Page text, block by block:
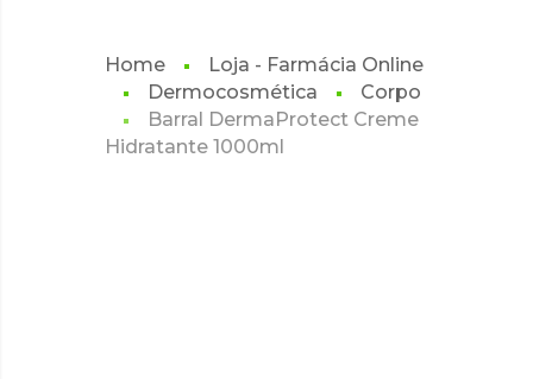
Home
Loja - Farmácia Online
Dermocosmética
Corpo
Barral DermaProtect Creme
Hidratante 1000ml